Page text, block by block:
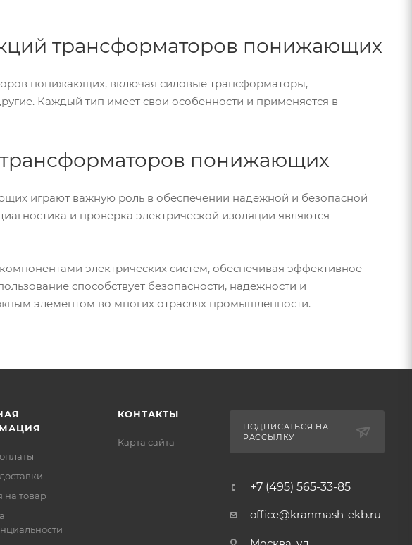
трансформаторов понижающих
понижающих, включая силовые трансформаторы,
Каждый тип имеет свои особенности и применяется в
понижающих
играют важную роль в обеспечении надежной и безопасной
и проверка электрической изоляции являются
электрических систем, обеспечивая эффективное
способствует безопасности, надежности и
элементом во многих отраслях промышленности.
на товар
КОНТАКТЫ
Карта сайта
ПОДПИСАТЬСЯ НА
РАССЫЛКУ
+7 (495) 565-33-85
office@kranmash-ekb.ru